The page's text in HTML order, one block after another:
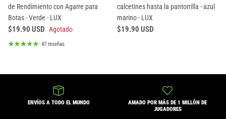
de Rendimiento con Agarre para
Botas - Verde - LUX
$19.90 USD Agotado
47 reseñas
calcetines hasta la pantorrilla - azul
marino - LUX
$19.90 USD
ENVÍOS A TODO EL MUNDO
AMADO POR MÁS DE 1 MILLÓN DE
JUGADORES